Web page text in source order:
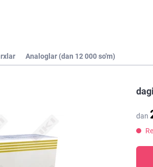
Analoglar (dan 12 000 so'm)
dan